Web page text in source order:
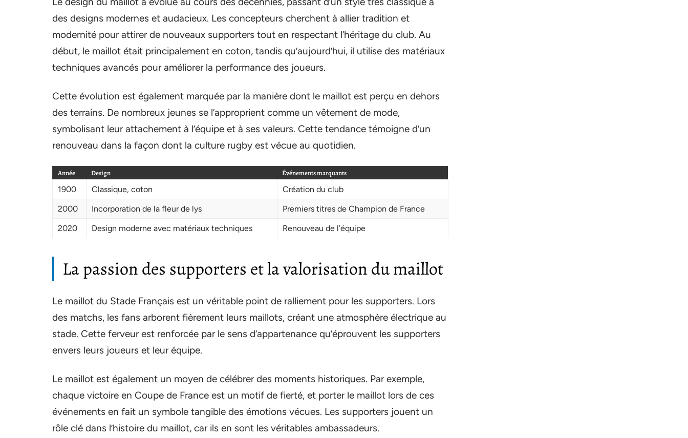
des designs modernes et audacieux. Les concepteurs cherchent à allier tradition et
modernité pour attirer de nouveaux supporters tout en respectant l’héritage du club. Au
début, le maillot était principalement en coton, tandis qu’aujourd’hui, il utilise des matériaux
techniques avancés pour améliorer la performance des joueurs.
Cette évolution est également marquée par la manière dont le maillot est perçu en dehors
des terrains. De nombreux jeunes se l’approprient comme un vêtement de mode,
symbolisant leur attachement à l’équipe et à ses valeurs. Cette tendance témoigne d’un
renouveau dans la façon dont la culture rugby est vécue au quotidien.
Année Design Événements marquants
1900 Classique, coton
Création du club
2000
Incorporation de la fleur de lys
Premiers titres de Champion de France
2020
Design moderne avec matériaux techniques Renouveau de l’équipe
La passion des supporters et la valorisation du maillot
Le maillot du Stade Français est un véritable point de ralliement pour les supporters. Lors
des matchs, les fans arborent fièrement leurs maillots, créant une atmosphère électrique au
stade. Cette ferveur est renforcée par le sens d’appartenance qu’éprouvent les supporters
envers leurs joueurs et leur équipe.
Le maillot est également un moyen de célébrer des moments historiques. Par exemple,
chaque victoire en Coupe de France est un motif de fierté, et porter le maillot lors de ces
événements en fait un symbole tangible des émotions vécues. Les supporters jouent un
rôle clé dans l’histoire du maillot, car ils en sont les véritables ambassadeurs.